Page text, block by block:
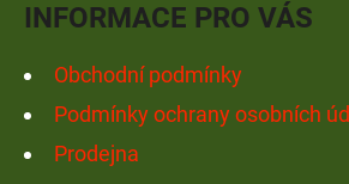
INFORMACE PRO VÁS
Obchodní podmínky
Podmínky ochrany osobních
Prodejna